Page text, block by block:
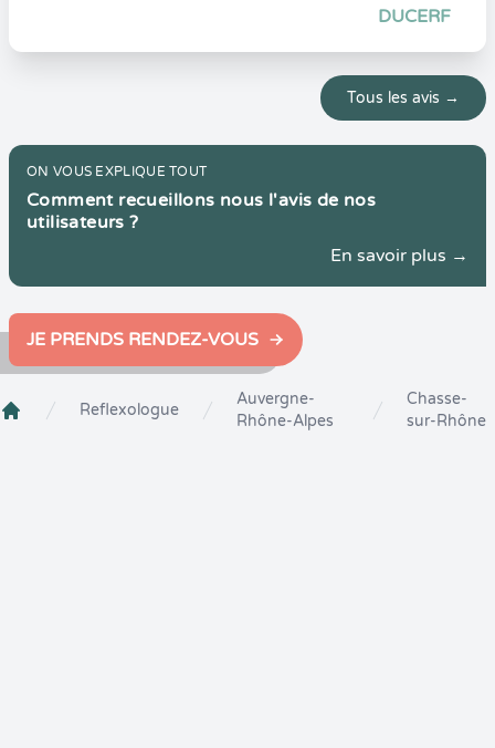
DUCERF
Tous les avis →
ON VOUS EXPLIQUE TOUT
Comment recueillons nous l'avis de nos
utilisateurs ?
En savoir plus →
JE PRENDS RENDEZ-VOUS
Reflexologue
Auvergne-
Rhône-Alpes
Chasse-
sur-Rhône